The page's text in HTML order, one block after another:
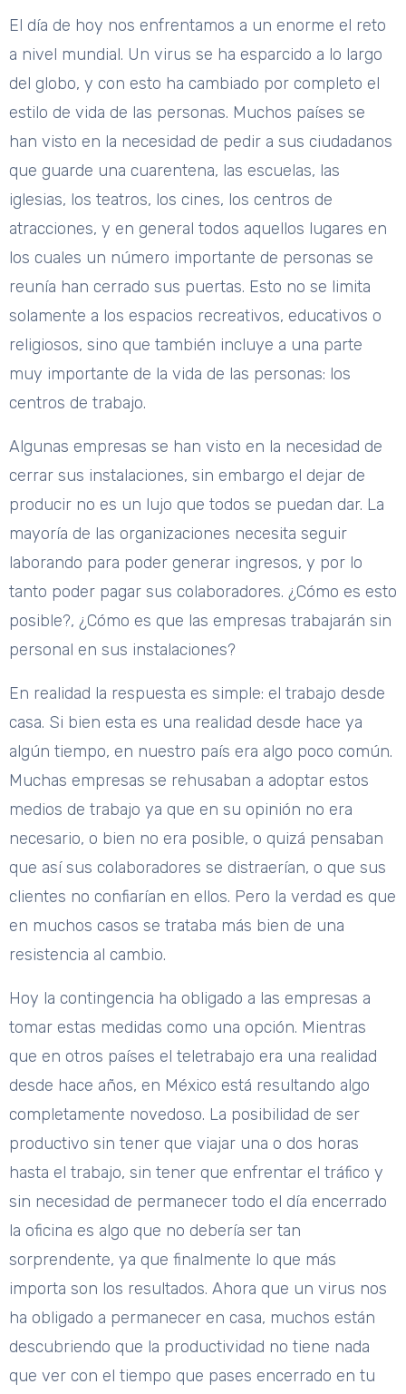
El día de hoy nos enfrentamos a un enorme el reto
a nivel mundial. Un virus se ha esparcido a lo largo
del globo, y con esto ha cambiado por completo el
estilo de vida de las personas. Muchos países se
han visto en la necesidad de pedir a sus ciudadanos
que guarde una cuarentena, las escuelas, las
iglesias, los teatros, los cines, los centros de
atracciones, y en general todos aquellos lugares en
los cuales un número importante de personas se
reunía han cerrado sus puertas. Esto no se limita
solamente a los espacios recreativos, educativos o
religiosos, sino que también incluye a una parte
muy importante de la vida de las personas: los
centros de trabajo.
Algunas empresas se han visto en la necesidad de
cerrar sus instalaciones, sin embargo el dejar de
producir no es un lujo que todos se puedan dar. La
mayoría de las organizaciones necesita seguir
laborando para poder generar ingresos, y por lo
tanto poder pagar sus colaboradores. ¿Cómo es esto
posible?, ¿Cómo es que las empresas trabajarán sin
personal en sus instalaciones?
En realidad la respuesta es simple: el trabajo desde
casa. Si bien esta es una realidad desde hace ya
algún tiempo, en nuestro país era algo poco común.
Muchas empresas se rehusaban a adoptar estos
medios de trabajo ya que en su opinión no era
necesario, o bien no era posible, o quizá pensaban
que así sus colaboradores se distraerían, o que sus
clientes no confiarían en ellos. Pero la verdad es que
en muchos casos se trataba más bien de una
resistencia al cambio.
Hoy la contingencia ha obligado a las empresas a
tomar estas medidas como una opción. Mientras
que en otros países el teletrabajo era una realidad
desde hace años, en México está resultando algo
completamente novedoso. La posibilidad de ser
productivo sin tener que viajar una o dos horas
hasta el trabajo, sin tener que enfrentar el tráfico y
sin necesidad de permanecer todo el día encerrado
la oficina es algo que no debería ser tan
sorprendente, ya que finalmente lo que más
importa son los resultados. Ahora que un virus nos
ha obligado a permanecer en casa, muchos están
descubriendo que la productividad no tiene nada
que ver con el tiempo que pases encerrado en tu